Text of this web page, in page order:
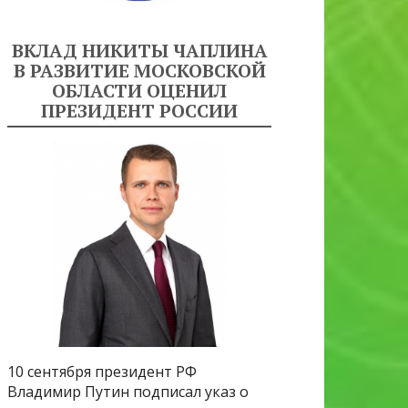
ВКЛАД НИКИТЫ ЧАПЛИНА
В РАЗВИТИЕ МОСКОВСКОЙ
ОБЛАСТИ ОЦЕНИЛ
ПРЕЗИДЕНТ РОССИИ
10 сентября президент РФ
Владимир Путин подписал указ о